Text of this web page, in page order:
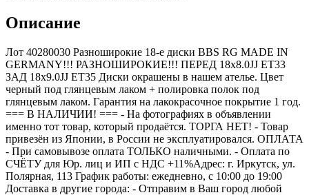
Описание
Лот 40280030 Разноширокие 18-е диски BBS RG MADE IN
GERMANY!!! РАЗНОШИРОКИЕ!!! ПЕРЕД 18x8.0JJ ET33
ЗАД 18x9.0JJ ET35 Диски окрашены в нашем ателье. Цвет
черный под глянцевым лаком + полировка полок под
глянцевым лаком. Гарантия на лакокрасочное покрытие 1 год.
=== B НАЛИЧИИ! === - На фотографиях в объявлении
именно тот товар, который продаётся. ТОРГА НЕТ! - Товар
привезён из Японии, в России не эксплуатировался. ОПЛАТА
- При самовывозе оплата ТОЛЬКО наличными. - Оплата по
СЧЁТУ для Юр. лиц и ИП с НДС +11%Адрес: г. Иркутск, ул.
Полярная, 113 График работы: ежедневно, с 10:00 до 19:00
Доставка в другие города: - Отправим в Ваш город любой